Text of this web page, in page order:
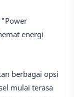
"Power
energi
berbagai opsi
mulai terasa